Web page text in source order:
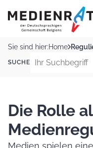
Sie sind hier:Home
SUCHE
Die Rolle
Medien spielen